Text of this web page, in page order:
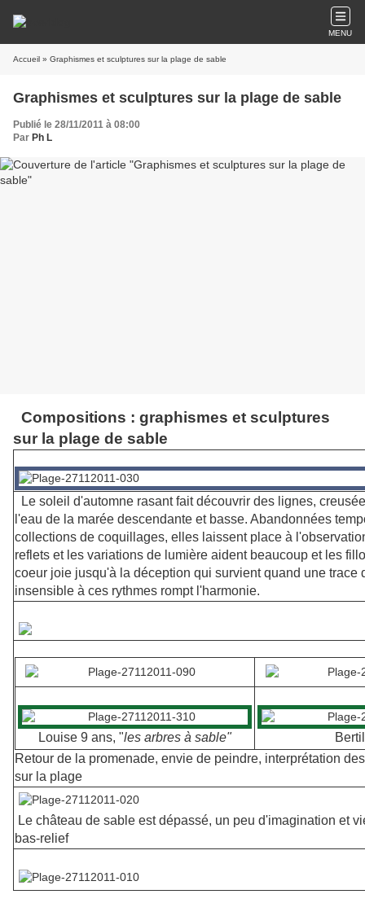
MENU
Accueil » Graphismes et sculptures sur la plage de sable
Graphismes et sculptures sur la plage de sable
Publié le 28/11/2011 à 08:00
Par Ph L
Compositions : graphismes et sculptures
sur la plage de sable
Le soleil d'automne rasant fait découvrir des lignes,
l'eau de la marée descendante et basse. Abandonnées
collections de coquillages, elles laissent place à
reflets et les variations de lumière aident beaucoup et les
coeur joie jusqu'à la déception qui survient quand une trace
insensible à ces rythmes rompt l'harmonie.
Louise 9 ans, "les arbres à sable"
Retour de la promenade, envie de peindre, interprétation
sur la plage
Le château de sable est dépassé, un peu d'imagination et
bas-relief